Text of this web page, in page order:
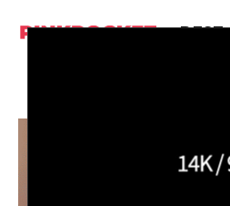
BEST